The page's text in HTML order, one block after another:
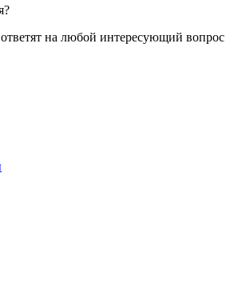
на любой интересующий вопрос